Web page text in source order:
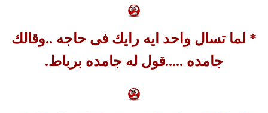
* لما تسال واحد ايه رايك فى حاجه ..وقالك
جامده .....قول له جامده برباط.